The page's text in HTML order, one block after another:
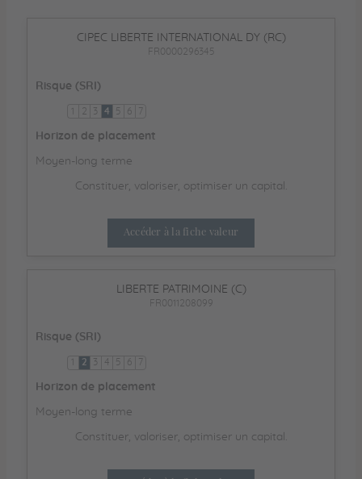
CIPEC LIBERTE INTERNATIONAL DY (RC)
FR0000296345
Risque (SRI)
2 3 4 5 6 7
Horizon de placement
Moyen-long terme
Constituer, valoriser, optimiser un capital.
Accéder à la fiche valeur
LIBERTE PATRIMOINE (C)
FR0011208099
Risque (SRI)
2 3 4 5 6
Horizon de placement
Moyen-long terme
Constituer, valoriser, optimiser un capital.